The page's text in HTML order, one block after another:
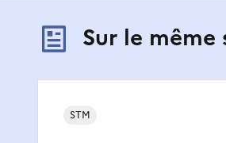
Sur le même
STM